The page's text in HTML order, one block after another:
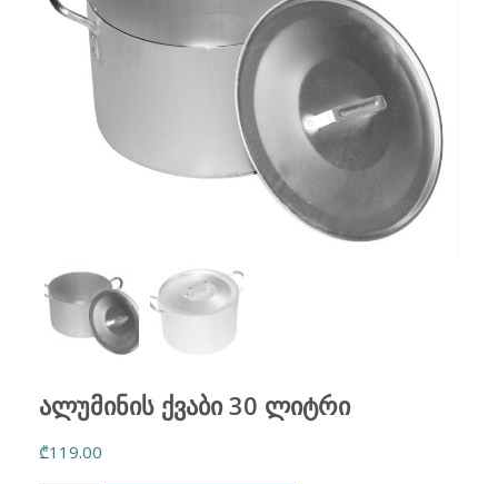
ალუმინის ქვაბი 30 ლიტრი
₾119.00